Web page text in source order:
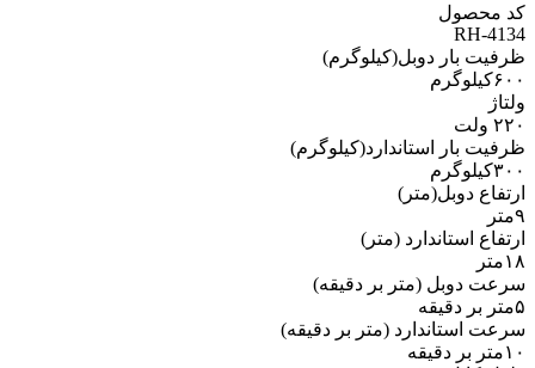
کد محصول
RH-4134
ظرفیت بار دوبل(کیلوگرم)
۶۰۰کیلوگرم
ولتاژ
۲۲۰ ولت
ظرفیت بار استاندارد(کیلوگرم)
۳۰۰کیلوگرم
ارتفاع دوبل(متر)
۹متر
ارتفاع استاندارد (متر)
۱۸متر
سرعت دوبل (متر بر دقیقه)
۵متر بر دقیقه
سرعت استاندارد (متر بر دقیقه)
۱۰متر بر دقیقه